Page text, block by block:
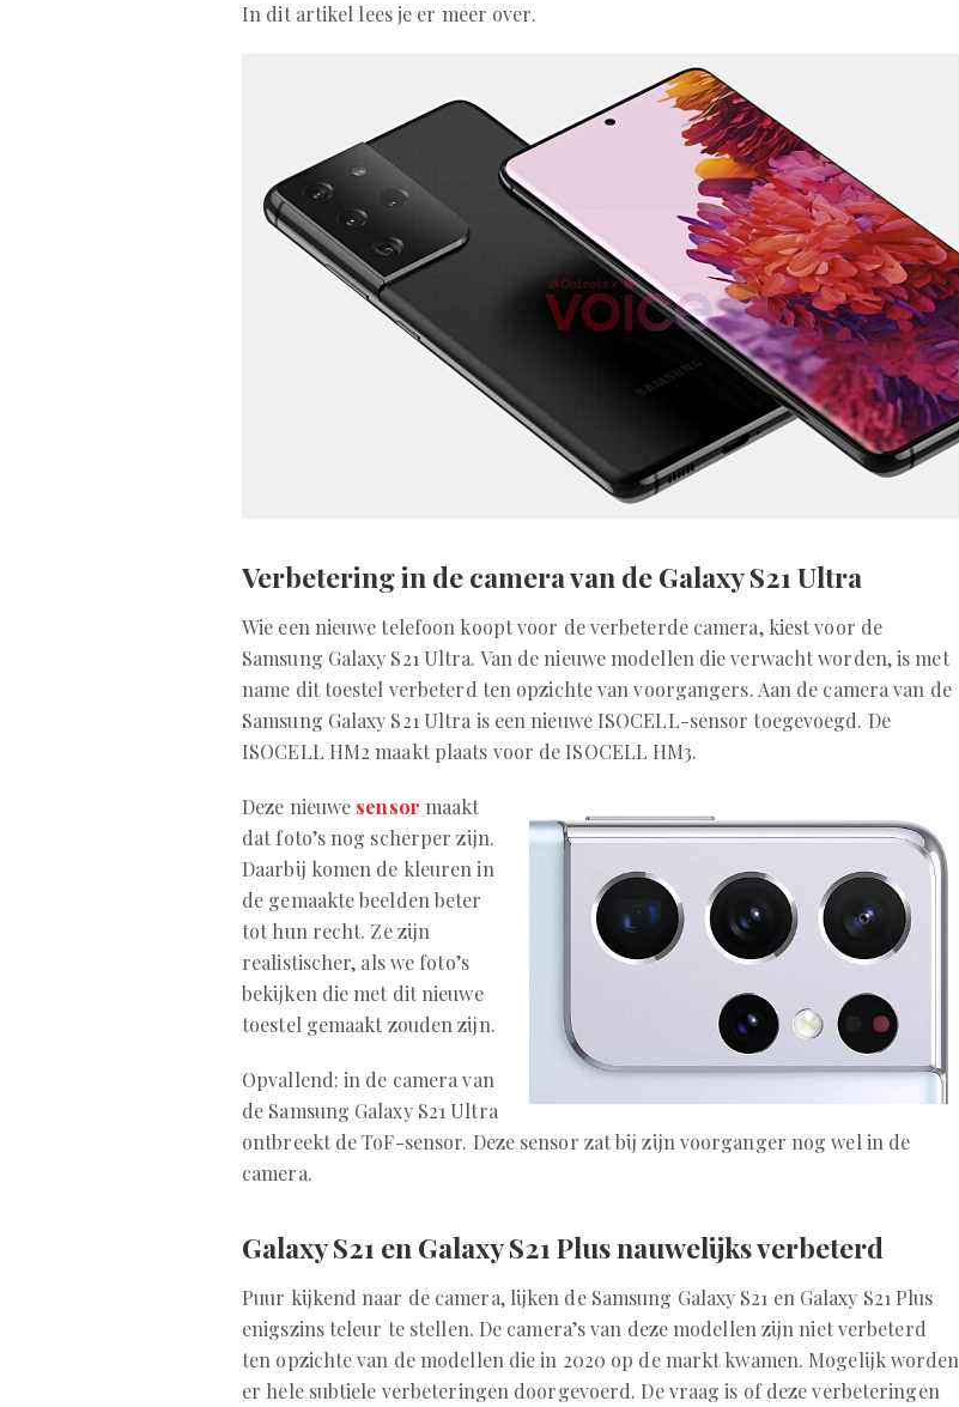
In dit artikel lees je er meer over.
Verbetering in de camera van de Galaxy S21 Ultra
Wie een nieuwe telefoon koopt voor de verbeterde camera, kiest voor de
Samsung Galaxy S21 Ultra. Van de nieuwe modellen die verwacht worden, is met
name dit toestel verbeterd ten opzichte van voorgangers. Aan de camera van de
Samsung Galaxy S21 Ultra is een nieuwe ISOCELL-sensor toegevoegd. De
ISOCELL HM2 maakt plaats voor de ISOCELL HM3.
Deze nieuwe sensor maakt
dat foto’s nog scherper zijn.
Daarbij komen de kleuren in
de gemaakte beelden beter
tot hun recht. Ze zijn
realistischer, als we foto’s
bekijken die met dit nieuwe
toestel gemaakt zouden zijn.
Opvallend: in de camera van
de Samsung Galaxy S21 Ultra
ontbreekt de ToF-sensor. Deze sensor zat bij zijn voorganger nog wel in de
camera.
Galaxy S21 en Galaxy S21 Plus nauwelijks verbeterd
Puur kijkend naar de camera, lijken de Samsung Galaxy S21 en Galaxy S21 Plus
enigszins teleur te stellen. De camera’s van deze modellen zijn niet verbeterd
ten opzichte van de modellen die in 2020 op de markt kwamen. Mogelijk worden
er hele subtiele verbeteringen doorgevoerd. De vraag is of deze verbeteringen